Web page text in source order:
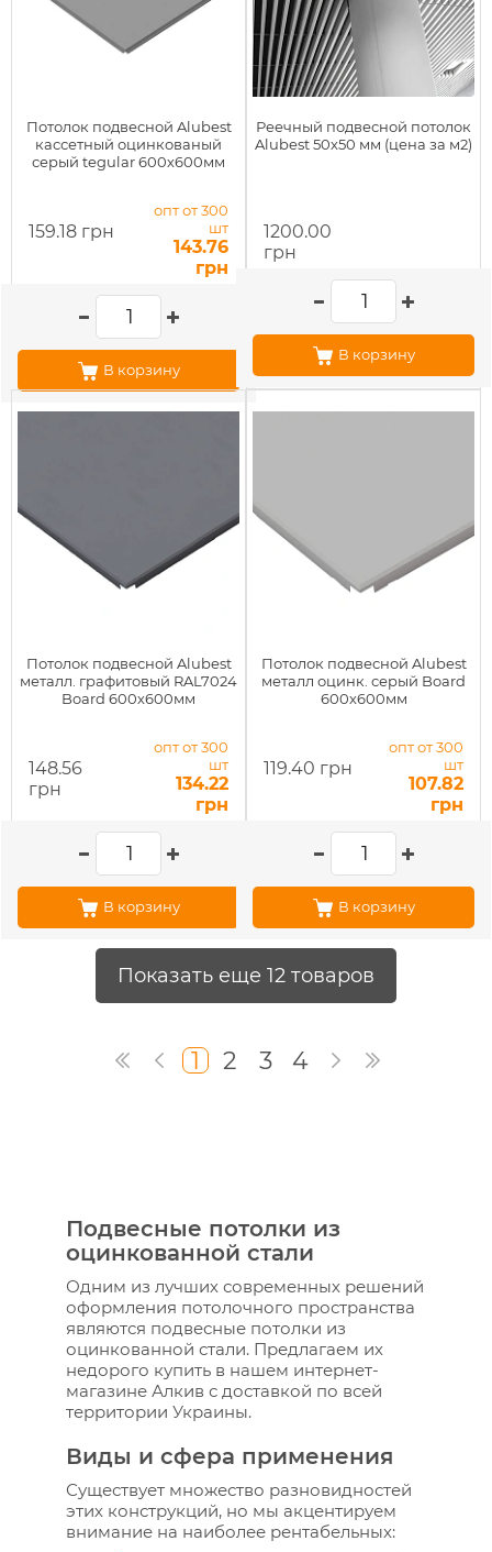
Потолок подвесной Alubest
кассетный оцинкованый
серый tegular 600х600мм
159.18 грн
опт от 300
шт
143.76
грн
В корзину
Реечный подвесной потолок
Alubest 50х50 мм (цена за м2)
1200.00
грн
В корзину
Потолок подвесной Alubest
металл. графитовый RAL7024
Board 600х600мм
148.56
грн
опт от 300
шт
134.22
грн
В корзину
Потолок подвесной Alubest
металл оцинк. серый Board
600х600мм
119.40 грн
опт от 300
шт
107.82
грн
В корзину
Показать еще 12 товаров
1 2 3 4
Подвесные потолки из
оцинкованной стали
Одним из лучших современных решений
оформления потолочного пространства
являются подвесные потолки из
оцинкованной стали. Предлагаем их
недорого купить в нашем интернет-
магазине Алкив с доставкой по всей
территории Украины.
Виды и сфера применения
Существует множество разновидностей
этих конструкций, но мы акцентируем
внимание на наиболее рентабельных: